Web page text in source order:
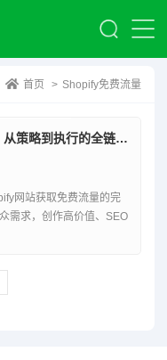
首页 > Shopify免费流量
引爆Shopify免费流量，从策略到执行的全链路指南
网站获取免费流量的完
需求，创作高价值、SEO